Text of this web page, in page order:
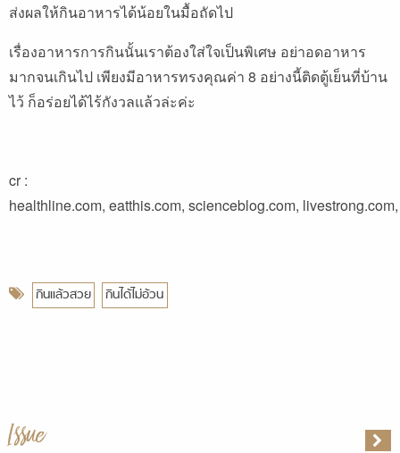
ส่งผลให้กินอาหารได้น้อยในมื้อถัดไป
เรื่องอาหารการกินนั้นเราต้องใส่ใจเป็นพิเศษ อย่าอดอาหาร
มากจนเกินไป เพียงมีอาหารทรงคุณค่า 8 อย่างนี้ติดตู้เย็นที่บ้าน
ไว้ ก็อร่อยได้ไร้กังวลแล้วล่ะค่ะ
cr :
healthline.com, eatthis.com, scienceblog.com,
กินแล้วสวย กินได้ไม่อ้วน
Issue